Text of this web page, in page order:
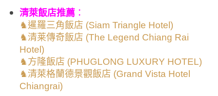
清萊飯店推薦 ：
♞暹羅三角飯店 (Siam Triangle Hotel)
♞清莱傳奇飯店 (The Legend Chiang Rai
Hotel)
♞方隆飯店 (PHUGLONG LUXURY HOTEL)
♞清萊格蘭德景觀飯店 (Grand Vista Hotel
Chiangrai)